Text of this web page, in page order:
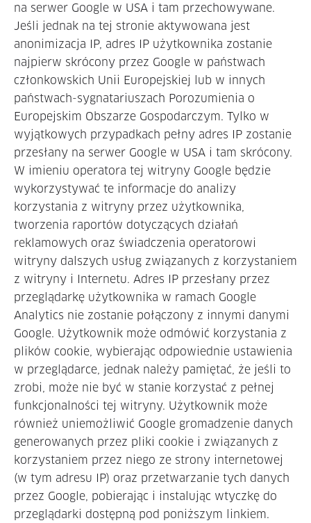
na serwer Google w USA i tam przechowywane.
Jeśli jednak na tej stronie aktywowana jest
anonimizacja IP, adres IP użytkownika zostanie
najpierw skrócony przez Google w państwach
członkowskich Unii Europejskiej lub w innych
państwach-sygnatariuszach Porozumienia o
Europejskim Obszarze Gospodarczym. Tylko w
wyjątkowych przypadkach pełny adres IP zostanie
przesłany na serwer Google w USA i tam skrócony.
W imieniu operatora tej witryny Google będzie
wykorzystywać te informacje do analizy
korzystania z witryny przez użytkownika,
tworzenia raportów dotyczących działań
reklamowych oraz świadczenia operatorowi
witryny dalszych usług związanych z korzystaniem
z witryny i Internetu. Adres IP przesłany przez
przeglądarkę użytkownika w ramach Google
Analytics nie zostanie połączony z innymi danymi
Google. Użytkownik może odmówić korzystania z
plików cookie, wybierając odpowiednie ustawienia
w przeglądarce, jednak należy pamiętać, że jeśli to
zrobi, może nie być w stanie korzystać z pełnej
funkcjonalności tej witryny. Użytkownik może
również uniemożliwić Google gromadzenie danych
generowanych przez pliki cookie i związanych z
korzystaniem przez niego ze strony internetowej
(w tym adresu IP) oraz przetwarzanie tych danych
przez Google, pobierając i instalując wtyczkę do
przeglądarki dostępną pod poniższym linkiem.